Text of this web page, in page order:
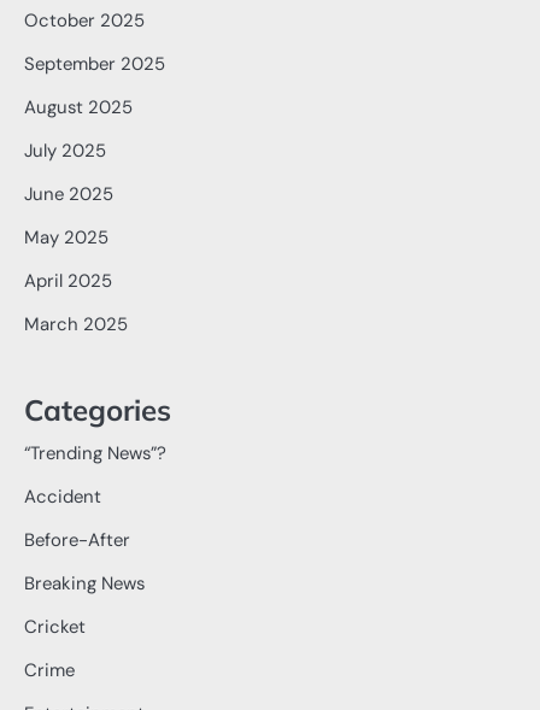
October 2025
September 2025
August 2025
July 2025
June 2025
May 2025
April 2025
March 2025
Categories
“Trending News”?
Accident
Before-After
Breaking News
Cricket
Crime